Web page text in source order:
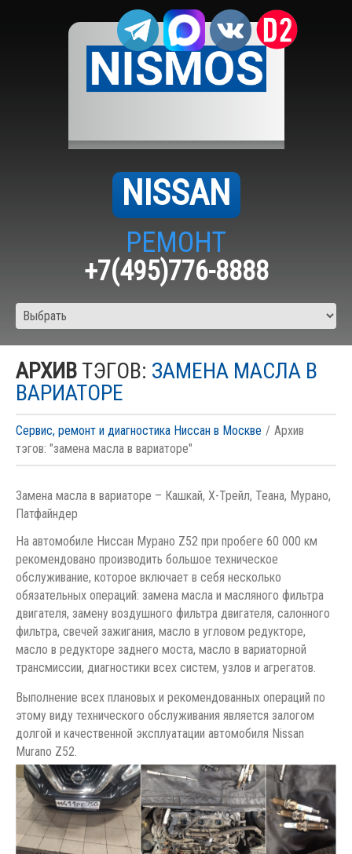
NISSAN
РЕМОНТ
+7(495)776-8888
АРХИВ ТЭГОВ: ЗАМЕНА МАСЛА В
ВАРИАТОРЕ
Сервис, ремонт и диагностика Ниссан в Москве
Архив
тэгов: "замена масла в вариаторе"
Замена масла в вариаторе – Кашкай, Х-Трейл, Теана, Мурано,
Патфайндер
На автомобиле Ниссан Мурано Z52 при пробеге 60 000 км
рекомендовано производить большое техническое
обслуживание, которое включает в себя несколько
обязательных операций: замена масла и масляного фильтра
двигателя, замену воздушного фильтра двигателя, салонного
фильтра, свечей зажигания, масло в угловом редукторе,
масло в редукторе заднего моста, масло в вариаторной
трансмиссии, диагностики всех систем, узлов и агрегатов.
Выполнение всех плановых и рекомендованных операций по
этому виду технического обслуживания является залогом
долгой и качественной эксплуатации автомобиля Nissan
Murano Z52.